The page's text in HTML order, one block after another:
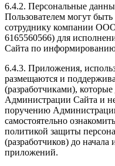
6.4.2. Персональные
Пользователем могут
сотруднику компании
6165560566) для
Сайта по
6.4.3. Приложения,
размещаются и
(разработчиками),
Администрации Сайта и
поручению
самостоятельно
политикой защиты
(разработчиков) до
приложений.